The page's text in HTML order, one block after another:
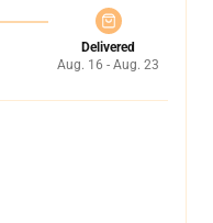
Delivered
Aug. 16 - Aug. 23